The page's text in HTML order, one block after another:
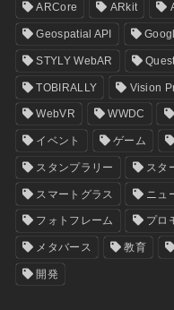
ARCore ARkit
Geospatial API
STYLY WebAR
TOBIRALLY Vision
WebVR WWDC
イベント ゲーム
スタンプラリー スタ
スマートグラス ニュ
フォトフレーム プロ
メタバース 教育
開発